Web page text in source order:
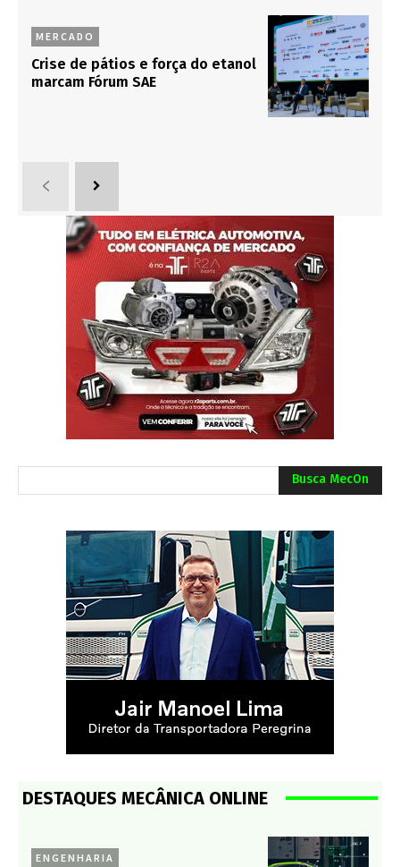
MERCADO
Crise de pátios e força do etanol
marcam Fórum SAE
Busca MecOn
DESTAQUES MECÂNICA ONLINE
ENGENHARIA